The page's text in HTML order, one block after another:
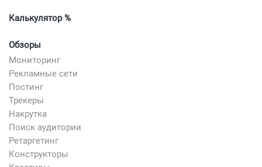
Калькулятор %
Обзоры
Мониторинг
Рекламные сети
Постинг
Трекеры
Накрутка
Поиск аудитории
Ретаргетинг
Конструкторы